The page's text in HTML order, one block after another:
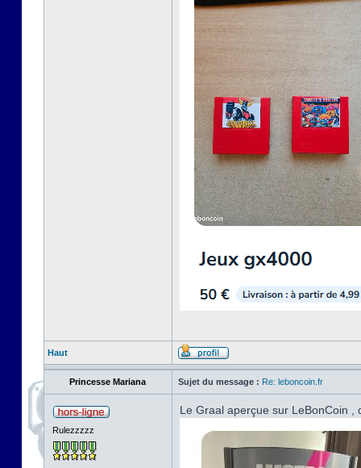
Haut
Princesse Mariana Sujet du message : Re: leboncoin.fr
Rulezzzzz
Le Graal aperçue sur LeBonCoin